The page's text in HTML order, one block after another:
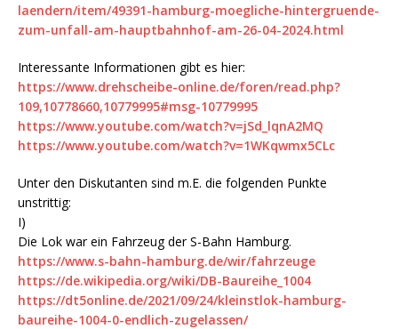
laendern/item/49391-hamburg-moegliche-hintergruende-
zum-unfall-am-hauptbahnhof-am-26-04-2024.html
Interessante Informationen gibt es hier:
https://www.drehscheibe-online.de/foren/read.php?
109,10778660,10779995#msg-10779995
https://www.youtube.com/watch?v=jSd_lqnA2MQ
https://www.youtube.com/watch?v=1WKqwmx5CLc
Unter den Diskutanten sind m.E. die folgenden Punkte
unstrittig:
I)
Die Lok war ein Fahrzeug der S-Bahn Hamburg.
https://www.s-bahn-hamburg.de/wir/fahrzeuge
https://de.wikipedia.org/wiki/DB-Baureihe_1004
https://dt5online.de/2021/09/24/kleinstlok-hamburg-
baureihe-1004-0-endlich-zugelassen/